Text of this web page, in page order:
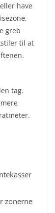
have
greb
til at
tag.
zonerne